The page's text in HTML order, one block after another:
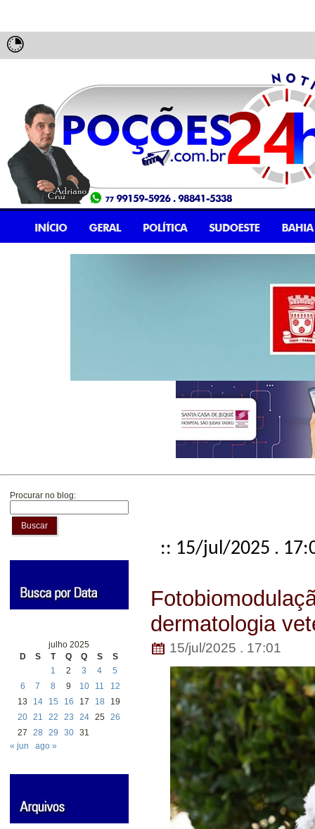
Procurar no blog:
Buscar
julho 2025
D
S T Q Q S
S
1
2 3 4
5
6
7 8 9 10 11
12
13
14 15 16 17 18
19
20 21 22 23 24 25 26
27
28 29 30 31
« jun
ago »
:: 15/jul/2025 .
dermatologia
15/jul/2025 . 17:01